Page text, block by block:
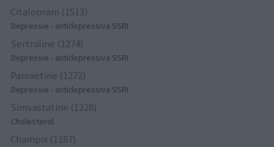
Citalopram (1513)
Depressie - antidepressiva SSRI
Sertraline (1274)
Depressie - antidepressiva SSRI
Paroxetine (1272)
Depressie - antidepressiva SSRI
Simvastatine (1228)
Cholesterol
Champix (1187)